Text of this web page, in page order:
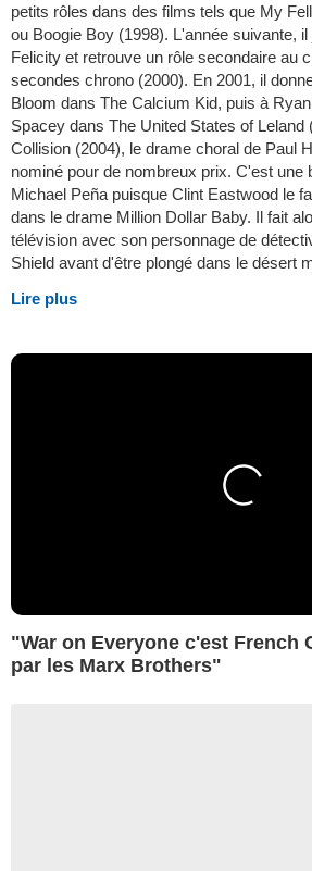
petits rôles dans des films tels que My
ou Boogie Boy (1998). L'année suivante,
Felicity et retrouve un rôle secondaire au
secondes chrono (2000). En 2001, il
Bloom dans The Calcium Kid, puis à
Spacey dans The United States of Leland
Collision (2004), le drame choral de Paul
nominé pour de nombreux prix. C'est une
Michael Peña puisque Clint Eastwood le
dans le drame Million Dollar Baby. Il fait
télévision avec son personnage de
Shield avant d'être plongé dans le désert
Lire plus
"War on Everyone c'est French
par les Marx Brothers"